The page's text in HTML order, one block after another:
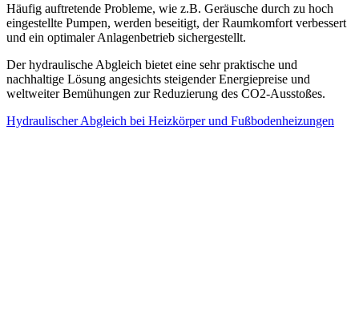
Häufig auftretende Probleme, wie z.B. Geräusche durch zu hoch
eingestellte Pumpen, werden beseitigt, der Raumkomfort verbessert
und ein optimaler Anlagenbetrieb sichergestellt.
Der hydraulische Abgleich bietet eine sehr praktische und
nachhaltige Lösung angesichts steigender Energiepreise und
weltweiter Bemühungen zur Reduzierung des CO2-Ausstoßes.
Hydraulischer Abgleich bei Heizkörper und Fußbodenheizungen